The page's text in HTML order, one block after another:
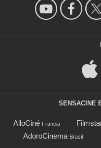
SENSACINE
AlloCiné Francia
AdoroCinema Brasil